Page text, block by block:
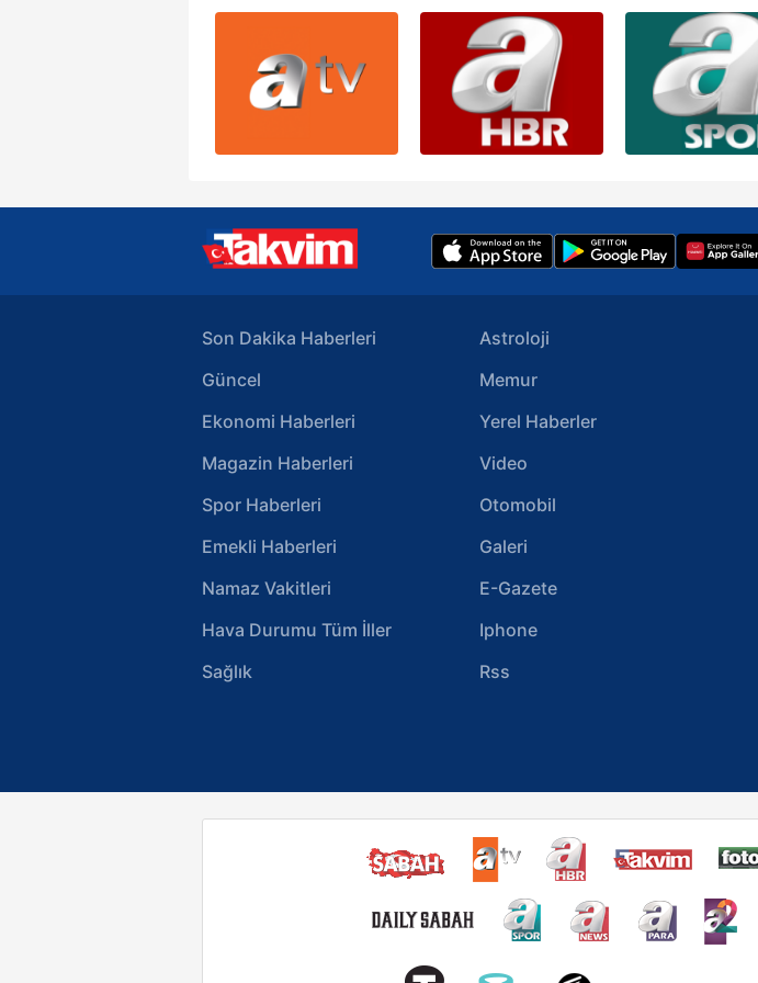
Son Dakika Haberleri
Güncel
Ekonomi Haberleri
Magazin Haberleri
Spor Haberleri
Emekli Haberleri
Namaz Vakitleri
Hava Durumu Tüm İller
Sağlık
Astroloji
Memur
Yerel Haberler
Video
Otomobil
Galeri
E-Gazete
Iphone
Rss